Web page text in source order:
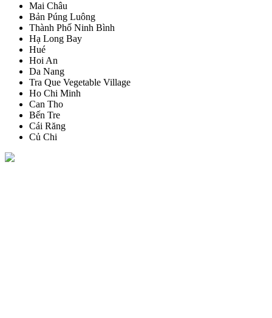
Mai Châu
Bản Púng Luông
Thành Phố Ninh Bình
Hạ Long Bay
Hué
Hoi An
Da Nang
Tra Que Vegetable Village
Ho Chi Minh
Can Tho
Bến Tre
Cái Răng
Củ Chi